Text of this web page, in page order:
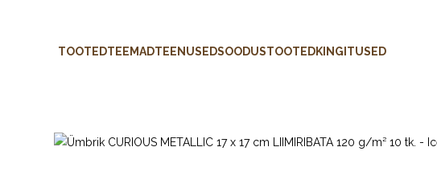
TOOTEDTEEMADTEENUSEDSOODUSTOOTEDKINGITUSED